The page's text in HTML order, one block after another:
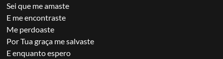
Sei que me amaste
E me encontraste
Me perdoaste
Por Tua graça me salvaste
E enquanto espero